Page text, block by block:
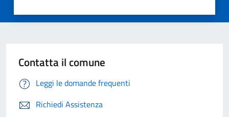
Contatta il comune
Leggi le domande frequenti
Richiedi Assistenza